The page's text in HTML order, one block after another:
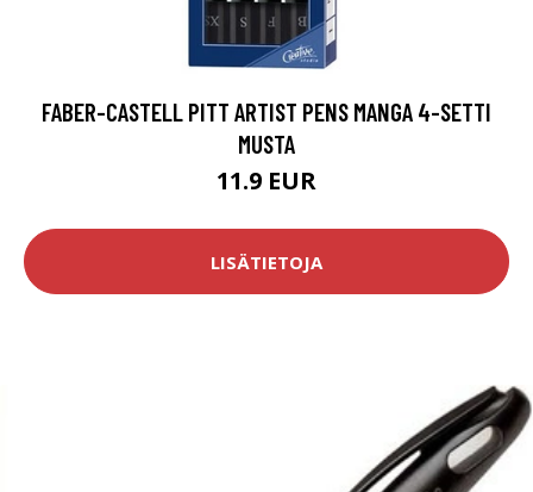
FABER-CASTELL PITT ARTIST PENS MANGA 4-SETTI
MUSTA
11.9 EUR
LISÄTIETOJA